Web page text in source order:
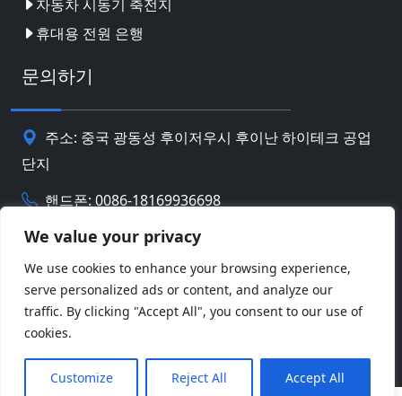
We value your privacy
We use cookies to enhance your browsing experience,
serve personalized ads or content, and analyze our
traffic. By clicking "Accept All", you consent to our use of
cookies.
Customize Reject All Accept All
자동차 시동기 축전지
휴대용 전원 은행
문의하기
주소: 중국 광동성 후이저우시 후이난 하이테크 공업
단지
핸드폰: 0086-18169936698
Email:info@jbbatterychina.com
개인 정보 정책
© 저작권 2026 혜주 JB 배터리 기술 제한. 판권 소유.
LinkedInWhatsApp
Share